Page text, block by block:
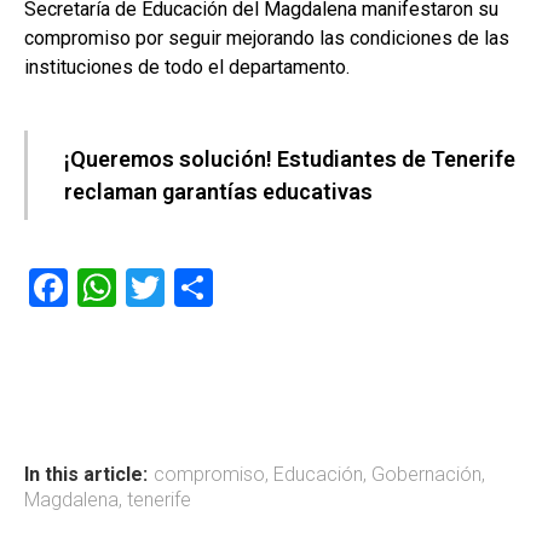
Secretaría de Educación del Magdalena manifestaron su
compromiso por seguir mejorando las condiciones de las
instituciones de todo el departamento.
¡Queremos solución! Estudiantes de Tenerife
reclaman garantías educativas
F
ok
W
p
p
T
tir
In this article: compromiso, Educación, Gobernación,
Magdalena, tenerife